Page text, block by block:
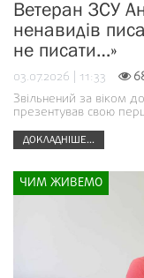
Ветеран ЗСУ
ненавидів
не писати…»
03.07.2026 | 11:33
Звільнений за віком
презентував свою
ДОКЛАДНІШЕ...
ЧИМ ЖИВЕМО